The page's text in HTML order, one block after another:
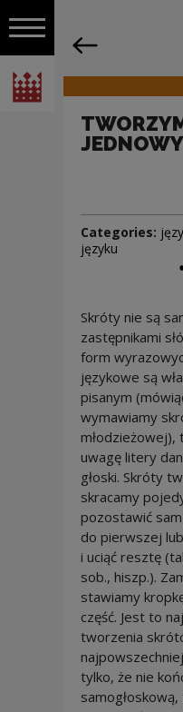
Open navigation
National Centre for Culture
Navigation
Categories:
języku
Skróty nie są
zastępnikami
form
językowe są
pisanym
wymawiamy
uwagę litery
głoski. Skróty
skracamy
pozostawić
do pierwszej
i uciąć resztę
sob., hiszp.).
stawiamy
część. Jest to
tworzenia
tylko, że nie